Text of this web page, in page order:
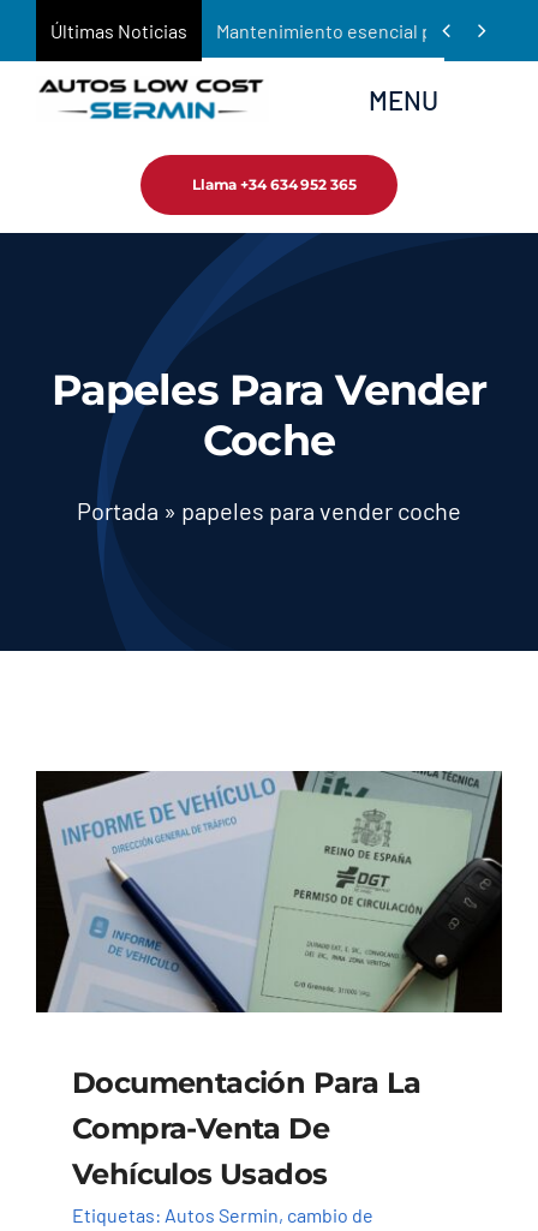
contenido
Últimas Noticias Mantenimiento esencial para
 
MENU
Servicios
Noticias
Contacto
Llama +34 634 952 365
Papeles Para Vender
Coche
Portada » papeles para vender coche
Documentación Para La
Compra-Venta De
Vehículos Usados
Etiquetas: Autos Sermin, cambio de